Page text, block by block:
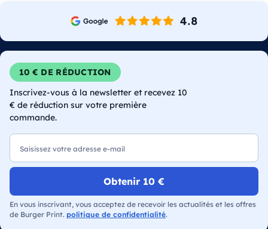
10 € DE RÉDUCTION
Inscrivez-vous à la newsletter et recevez 10
€ de réduction sur votre première
commande.
E-mail
Obtenir 10 €
En vous inscrivant, vous acceptez de recevoir les actualités et les offres
de Burger Print. politique de confidentialité.